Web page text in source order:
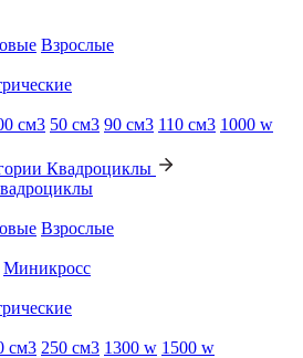
Взрослые
см3 50 см3 90 см3 110 см3 1000 w
Квадроциклы
Взрослые
Миникросс
см3 250 см3 1300 w 1500 w